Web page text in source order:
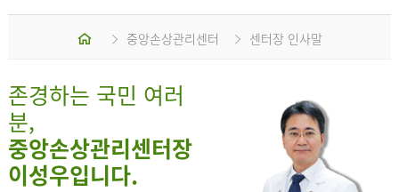
중앙손상관리센터 센터장 인사말
존경하는 국민 여러
분,
중앙손상관리센터장
이성우입니다.